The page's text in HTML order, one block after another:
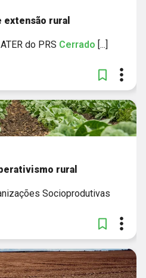
rural
do PRS Cerrado [...]
rural
Socioprodutivas